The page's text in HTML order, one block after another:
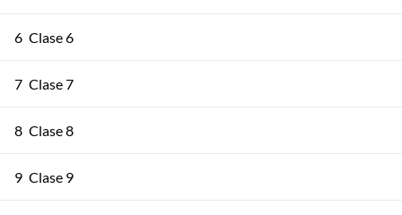
6 Clase 6
7 Clase 7
8 Clase 8
9 Clase 9